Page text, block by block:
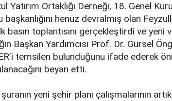
Yatırım Ortaklığı Derneği, 18. Genel
henüz devralmış olan
basın toplantısını gerçekleştirdi ve yeni
Başkan Yardımcısı Prof. Dr. Gürsel
temsilen bulunduğunu ifade ederek
beyan etti.
yeni şehir planı çalışmalarının